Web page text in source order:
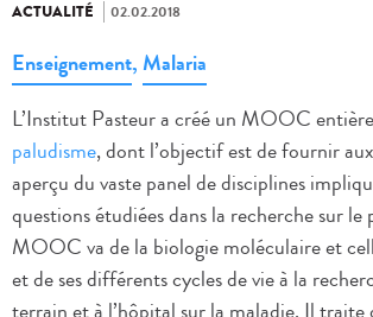
ACTUALITÉ 02.02.2018
Enseignement,Malaria
L’Institut Pasteur a créé un MOOC
paludisme, dont l’objectif est de fournir
aperçu du vaste panel de disciplines
questions étudiées dans la recherche sur le
MOOC va de la biologie moléculaire et
et de ses différents cycles de vie à la